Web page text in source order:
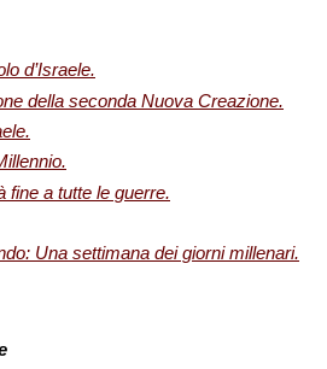
d’Israele.
della seconda Nuova Creazione.
fine a tutte le guerre.
Una settimana dei giorni millenari.